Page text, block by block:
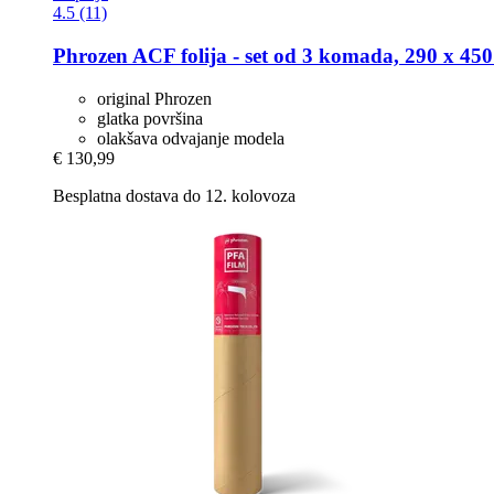
4.5 (11)
Phrozen ACF folija -​ set od 3 komada, 290 x
original Phrozen
glatka površina
olakšava odvajanje modela
€ 130,99
Besplatna dostava do 12. kolovoza